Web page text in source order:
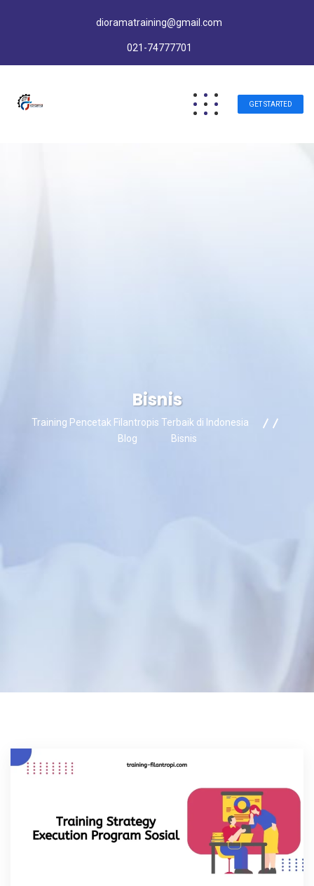
dioramatraining@gmail.com
021-74777701
GET STARTED
Bisnis
Training Pencetak Filantropis Terbaik di Indonesia
Blog
Bisnis